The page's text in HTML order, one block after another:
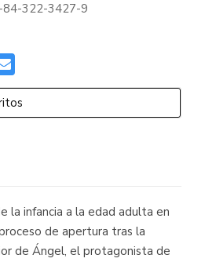
84-322-3427-9
la infancia a la edad adulta en
de apertura tras la
de Ángel, el protagonista de